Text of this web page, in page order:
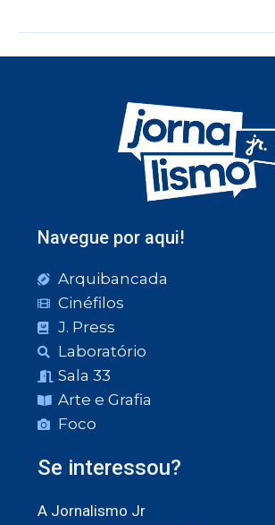
Navegue por aqui!
Arquibancada
Cinéfilos
J. Press
Laboratório
Sala 33
Arte e Grafia
Foco
Se interessou?
A Jornalismo Jr